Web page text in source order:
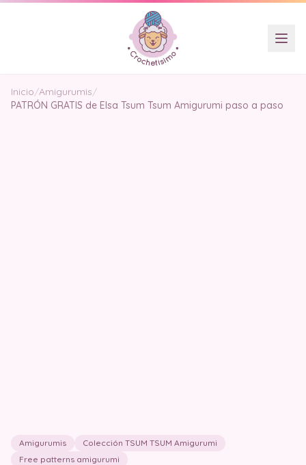
Inicio/Amigurumis/
PATRÓN GRATIS de Elsa Tsum Tsum Amigurumi paso a paso
Amigurumis
Colección TSUM TSUM Amigurumi
Free patterns amigurumi